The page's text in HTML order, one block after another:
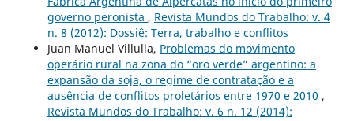
governo peronista , Revista Mundos do Trabalho: v. 4
n. 8 (2012): Dossiê: Terra, trabalho e conflitos
Juan Manuel Villulla, Problemas do movimento
operário rural na zona do “oro verde” argentino: a
expansão da soja, o regime de contratação e a
ausência de conflitos proletários entre 1970 e 2010 ,
Revista Mundos do Trabalho: v. 6 n. 12 (2014):